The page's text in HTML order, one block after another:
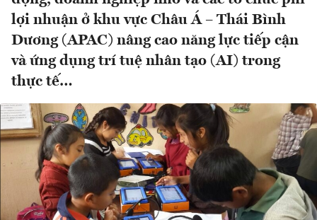
lợi nhuận ở khu vực Châu Á – Thái Bình
Dương (APAC) nâng cao năng lực tiếp cận
và ứng dụng trí tuệ nhân tạo (AI) trong
thực tế…